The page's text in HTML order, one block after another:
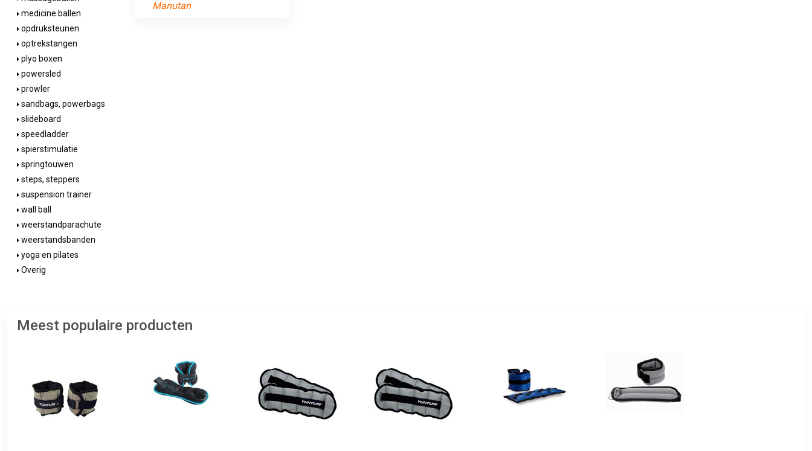
medicine ballen
opdruksteunen
optrekstangen
plyo boxen
powersled
prowler
sandbags, powerbags
slideboard
speedladder
spierstimulatie
springtouwen
steps, steppers
suspension trainer
wall ball
weerstandparachute
weerstandsbanden
yoga en pilates
Overig
Manutan
Meest populaire producten